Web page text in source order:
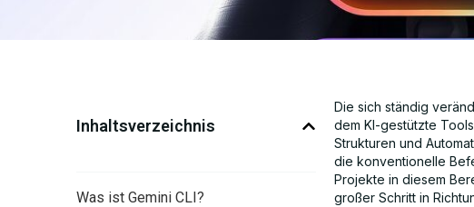
Inhaltsverzeichnis
Was ist Gemini CLI?
Die sich ständig
dem KI-gestützte
Strukturen und
die konventionelle
Projekte in diesem
großer Schritt in